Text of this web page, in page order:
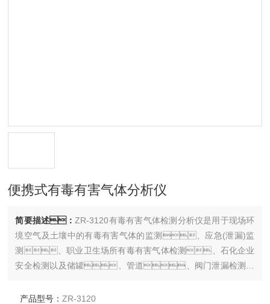
便携式有毒有害气体分析仪
简要描述： ZR-3120有毒有害气体检测分析仪是用于现场环
境空气及土壤中的有毒有害气体的监测、应急(泄漏)监
测、职业卫生场所有毒有害气体检测、石化企业
安全检测以及储罐、管道、阀门泄漏检测及
产品型号：ZR-3120